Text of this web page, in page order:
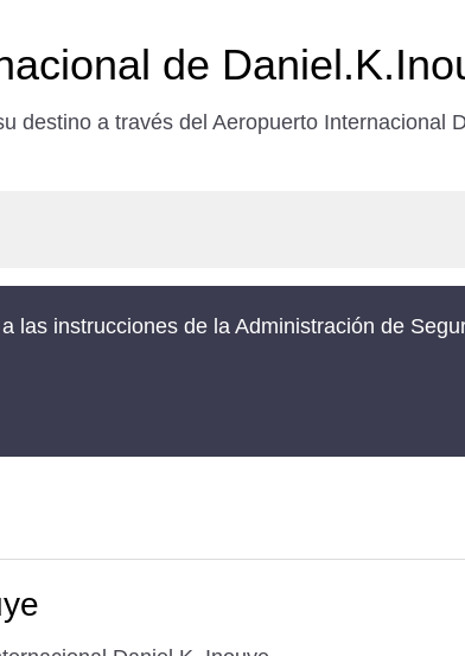
de
destino a través del Aeropuerto Internacional
las instrucciones de la Administración de